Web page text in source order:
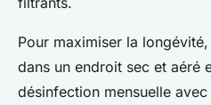
Pour maximiser la
dans un endroit sec et aéré
désinfection mensuelle